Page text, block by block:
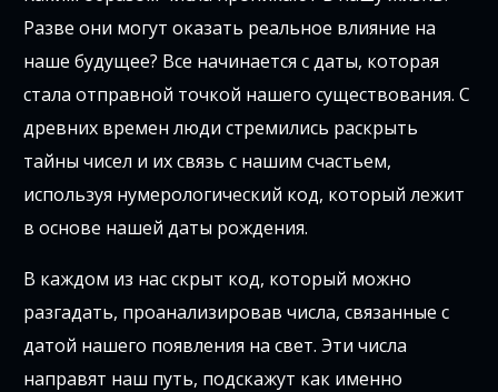
Разве они могут оказать реальное влияние на
наше будущее? Все начинается с даты, которая
стала отправной точкой нашего существования. С
древних времен люди стремились раскрыть
тайны чисел и их связь с нашим счастьем,
используя нумерологический код, который лежит
в основе нашей даты рождения.
В каждом из нас скрыт код, который можно
разгадать, проанализировав числа, связанные с
датой нашего появления на свет. Эти числа
направят наш путь, подскажут как именно